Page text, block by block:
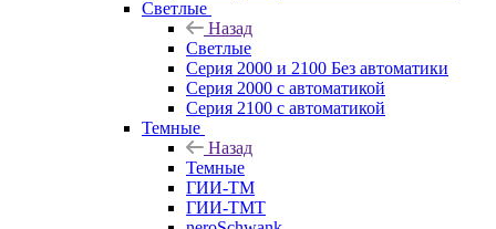
Светлые
Назад
Светлые
Серия 2000 и 2100 Без автоматики
Серия 2000 с автоматикой
Серия 2100 с автоматикой
Темные
Назад
Темные
ГИИ-ТМ
ГИИ-ТМТ